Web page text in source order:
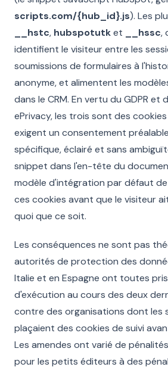
scripts.com/{hub_id}.js). Les
__hstc, hubspotutket __hssc,
identifient le visiteur entre les
soumissions de formulaires à
anonyme, et alimentent les
dans le CRM. En vertu du GDPR et
ePrivacy, les trois sont des
exigent un consentement
spécifique, éclairé et sans
snippet dans l'en-tête du
modèle d'intégration par défaut
ces cookies avant que le visiteur
quoi que ce soit.
Les conséquences ne sont pas
autorités de protection des
Italie et en Espagne ont toutes
d'exécution au cours des deux
contre des organisations dont les
plaçaient des cookies de suivi
Les amendes ont varié de
pour les petits éditeurs à des